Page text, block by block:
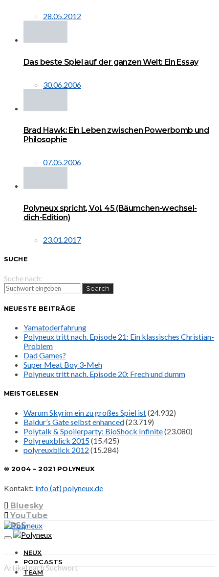
28.05.2012
Das beste Spiel auf der ganzen Welt: Ein Essay
30.06.2006
Brad Hawk: Ein Leben zwischen Powerbomb und
Philosophie
07.05.2006
Polyneux spricht, Vol. 45 (Bäumchen-wechsel-
dich-Edition)
23.01.2017
SUCHE
Suche nach:
Search
NEUESTE BEITRÄGE
Yamatoderfahrung
Polyneux tritt nach. Episode 21: Ein klassisches Christian-
Problem
Dad Games?
Super Meat Boy 3-Meh
Polyneux tritt nach. Episode 20: Frech und dumm
MEISTGELESEN
Warum Skyrim ein zu großes Spiel ist(24.932)
Baldur’s Gate selbst enhanced(23.719)
Polytalk & Spoilerparty: BioShock Infinite(23.080)
Polyreuxblick 2015(15.425)
polyreuxblick 2012 (15.284)
© 2004 – 2021 POLYNEUX
Kontakt: info (at) polyneux.de
Bluesky
YouTube
RSS
NEUX
PODCASTS
TEAM
Artikel nach Suchwort